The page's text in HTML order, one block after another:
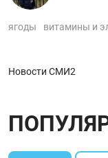
ягоды витамины и
Новости СМИ2